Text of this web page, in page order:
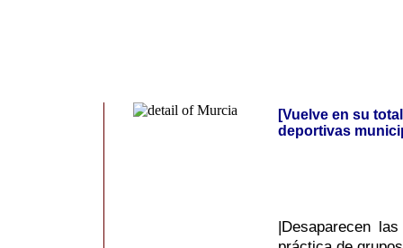
[Vuelve en su
deportivas
|Desaparecen